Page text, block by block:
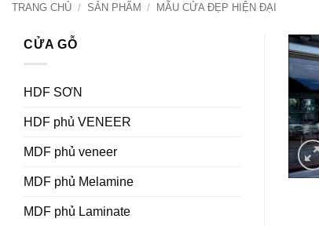
TRANG CHỦ / SẢN PHẨM / MẪU CỬA ĐẸP HIỆN ĐẠI
CỬA GỖ
HDF SƠN
HDF phủ VENEER
MDF phủ veneer
MDF phủ Melamine
MDF phủ Laminate